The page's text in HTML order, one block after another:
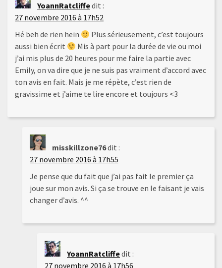
YoannRatcliffedit :
27 novembre 2016 à 17h52
Hé beh de rien hein
Plus sérieusement, c’est toujours
aussi bien écrit
Mis à part pour la durée de vie ou moi
j’ai mis plus de 20 heures pour me faire la partie avec
Emily, on va dire que je ne suis pas vraiment d’accord avec
ton avis en fait. Mais je me répète, c’est rien de
gravissime et j’aime te lire encore et toujours <3
misskillzone76dit :
27 novembre 2016 à 17h55
Je pense que du fait que j’ai pas fait le premier ça
joue sur mon avis. Si ça se trouve en le faisant je vais
changer d’avis. ^^
YoannRatcliffedit :
27 novembre 2016 à 17h56